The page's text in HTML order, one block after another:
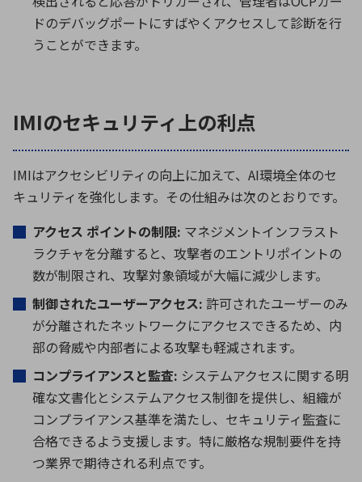
ドのデバッグポートにすばやくアクセスして診断を行
うことができます。
IMIのセキュリティ上の利点
IMIはアクセシビリティの向上に加えて、AI環境全体のセ
キュリティを強化します。その仕組みは次のとおりです。
アクセス ポイントの制限: マネジメントインフラスト
ラクチャを分離すると、攻撃者のエントリポイントの
数が制限され、攻撃対象領域が大幅に減少します。
制御されたユーザーアクセス: 許可されたユーザーのみ
が分離されたネットワークにアクセスできるため、内
部の脅威や内部者による攻撃も軽減されます。
コンプライアンスと監査: システムアクセスに関する明
確な文書化とシステムアクセス制御を提供し、組織が
コンプライアンス基準を満たし、セキュリティ監査に
合格できるよう支援します。特に厳格な規制要件を持
つ業界で期待される利点です。